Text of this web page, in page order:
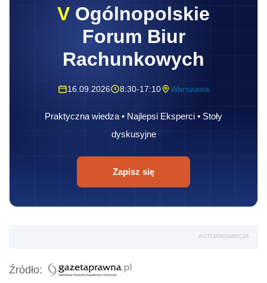
V Ogólnopolskie
Forum Biur
Rachunkowych
16.09.2026 8:30-17:10 Warszawa
Praktyczna wiedza • Najlepsi Eksperci • Stoły
dyskusyjne
Zapisz się
AUTOPROMOCJA
Źródło: